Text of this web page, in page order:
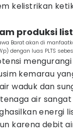
kelistrikan
produksi
Barat akan di
dengan luas PLTS
kemarau
waduk dan
air
energi
karena debit